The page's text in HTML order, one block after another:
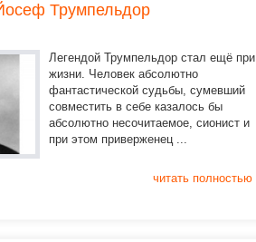
Трумпельдор
Легендой Трумпельдор стал ещё при
жизни. Человек абсолютно
фантастической судьбы, сумевший
совместить в себе казалось бы
абсолютно несочитаемое, сионист и
при этом приверженец ...
читать полностью